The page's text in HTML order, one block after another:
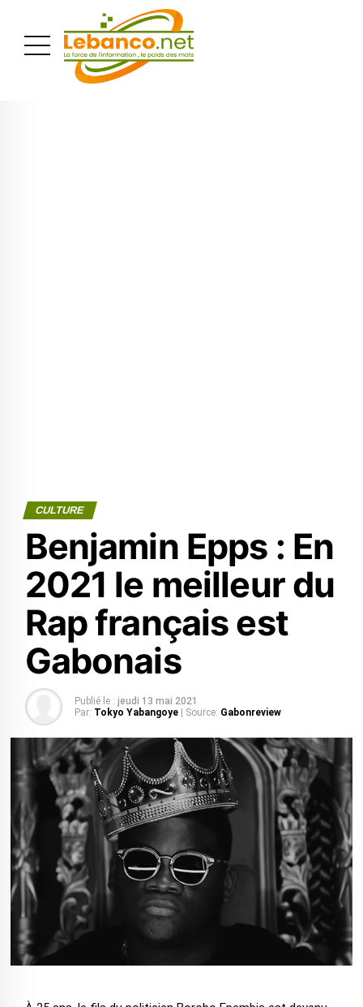
CULTURE
Benjamin Epps : En
2021 le meilleur du
Rap français est
Gabonais
Publié le : jeudi 13 mai 2021
Par: Tokyo Yabangoye | Source: Gabonreview